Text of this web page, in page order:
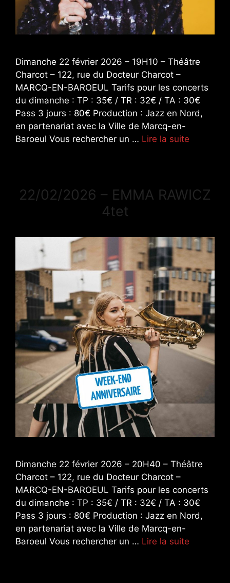
Dimanche 22 février 2026 – 19H10 – Théâtre
Charcot – 122, rue du Docteur Charcot –
MARCQ-EN-BAROEUL Tarifs pour les concerts
du dimanche : TP : 35€ / TR : 32€ / TA : 30€
Pass 3 jours : 80€ Production : Jazz en Nord,
en partenariat avec la Ville de Marcq-en-
Baroeul Vous rechercher un … Lire la suite
22/02/2026 – EMMA RAWICZ
4tet
Dimanche 22 février 2026 – 20H40 – Théâtre
Charcot – 122, rue du Docteur Charcot –
MARCQ-EN-BAROEUL Tarifs pour les concerts
du dimanche : TP : 35€ / TR : 32€ / TA : 30€
Pass 3 jours : 80€ Production : Jazz en Nord,
en partenariat avec la Ville de Marcq-en-
Baroeul Vous rechercher un … Lire la suite